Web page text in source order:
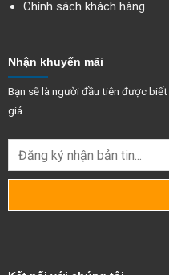
Chính sách khách hàng
Nhận khuyến mãi
Bạn sẽ là người đầu tiên được
giá...